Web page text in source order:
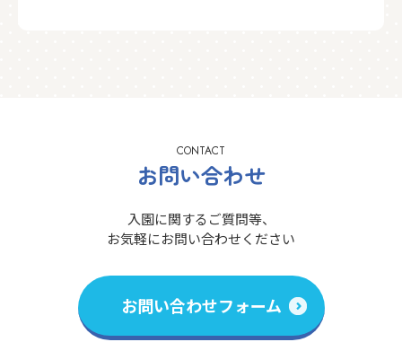
CONTACT
お問い合わせ
入園に関するご質問等、
お気軽にお問い合わせください
お問い合わせフォーム